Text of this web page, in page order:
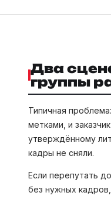
Два
группы
Типичная
метками, и
утверждённому
кадры не сняли.
Если перепутать
без нужных